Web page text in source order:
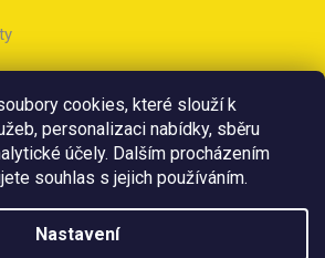
cookies, které slouží k
personalizaci nabídky, sběru
účely. Dalším procházením
souhlas s jejich používáním.
Nastavení